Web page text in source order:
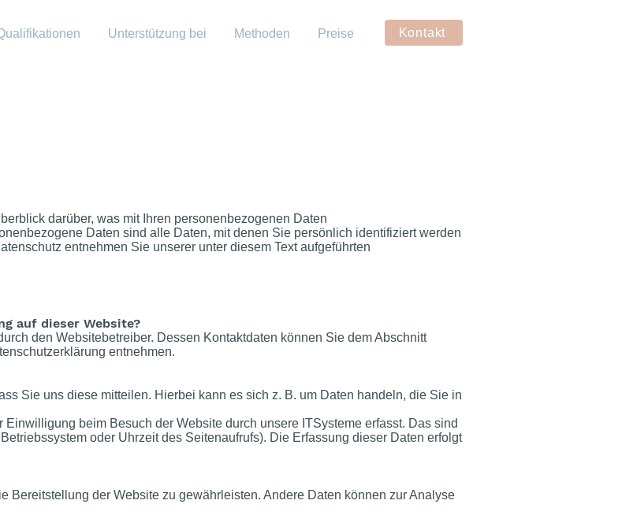
Unterstützung bei Methoden Preise Kontakt
darüber, was mit Ihren personenbezogenen Daten
Daten sind alle Daten, mit denen Sie persönlich identifiziert werden
entnehmen Sie unserer unter diesem Text aufgeführten
auf dieser Website?
den Websitebetreiber. Dessen Kontaktdaten können Sie dem Abschnitt
entnehmen.
Sie uns diese mitteilen. Hierbei kann es sich z. B. um Daten handeln, die Sie in
beim Besuch der Website durch unsere ITSysteme erfasst. Das sind
oder Uhrzeit des Seitenaufrufs). Die Erfassung dieser Daten erfolgt
Bereitstellung der Website zu gewährleisten. Andere Daten können zur Analyse